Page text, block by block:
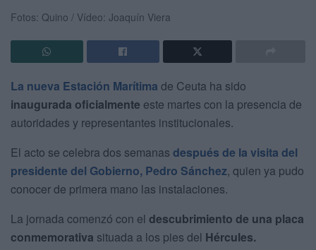
Fotos: Quino / Vídeo: Joaquín Viera
La nueva Estación Marítima de Ceuta ha sido
inaugurada oficialmente este martes con la presencia de
autoridades y representantes institucionales.
El acto se celebra dos semanas después de la visita del
presidente del Gobierno, Pedro Sánchez, quien ya pudo
conocer de primera mano las instalaciones.
La jornada comenzó con el descubrimiento de una placa
conmemorativa situada a los pies del Hércules.